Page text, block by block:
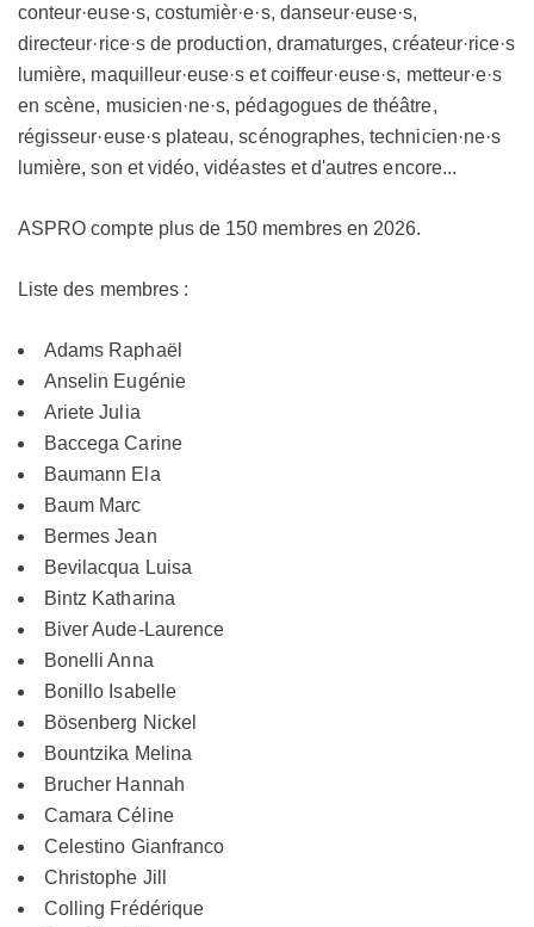
conteur·euse·s, costumièr·e·s, danseur·euse·s,
directeur·rice·s de production, dramaturges, créateur·rice·s
lumière, maquilleur·euse·s et coiffeur·euse·s, metteur·e·s
en scène, musicien·ne·s, pédagogues de théâtre,
régisseur·euse·s plateau, scénographes, technicien·ne·s
lumière, son et vidéo, vidéastes et d'autres encore...
ASPRO compte plus de 150 membres en 2026.
Liste des membres :
Adams Raphaël
Anselin Eugénie
Ariete Julia
Baccega Carine
Baumann Ela
Baum Marc
Bermes Jean
Bevilacqua Luisa
Bintz Katharina
Biver Aude-Laurence
Bonelli Anna
Bonillo Isabelle
Bösenberg Nickel
Bountzika Melina
Brucher Hannah
Camara Céline
Celestino Gianfranco
Christophe Jill
Colling Frédérique